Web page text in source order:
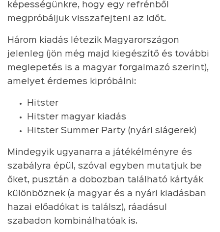
képességünkre, hogy egy refrénből
megpróbáljuk visszafejteni az időt.
Három kiadás létezik Magyarországon
jelenleg (jön még majd kiegészítő és további
meglepetés is a magyar forgalmazó szerint),
amelyet érdemes kipróbálni:
Hitster
Hitster magyar kiadás
Hitster Summer Party (nyári slágerek)
Mindegyik ugyanarra a játékélményre és
szabályra épül, szóval egyben mutatjuk be
őket, pusztán a dobozban található kártyák
különböznek (a magyar és a nyári kiadásban
hazai előadókat is találsz), ráadásul
szabadon kombinálhatóak is.